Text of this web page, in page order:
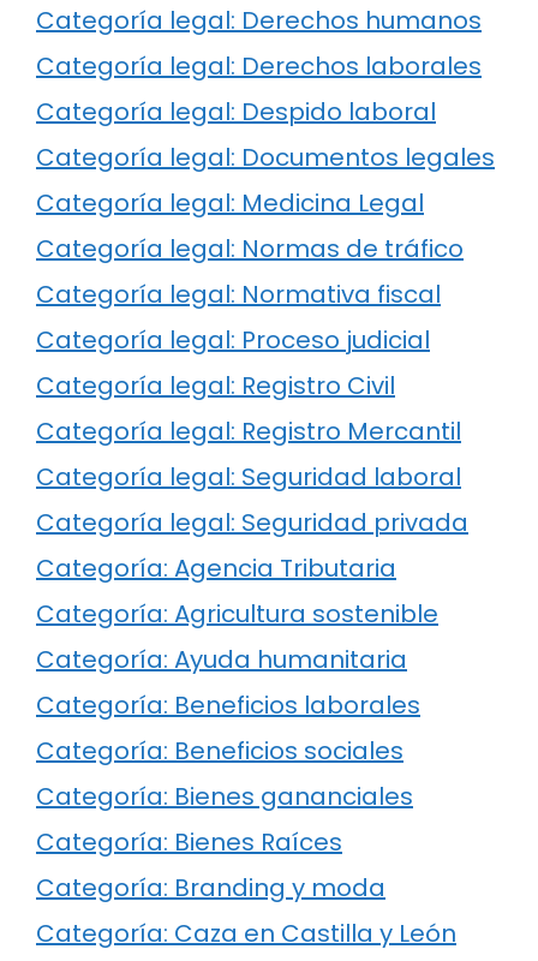
Categoría legal: Derechos humanos
Categoría legal: Derechos laborales
Categoría legal: Despido laboral
Categoría legal: Documentos legales
Categoría legal: Medicina Legal
Categoría legal: Normas de tráfico
Categoría legal: Normativa fiscal
Categoría legal: Proceso judicial
Categoría legal: Registro Civil
Categoría legal: Registro Mercantil
Categoría legal: Seguridad laboral
Categoría legal: Seguridad privada
Categoría: Agencia Tributaria
Categoría: Agricultura sostenible
Categoría: Ayuda humanitaria
Categoría: Beneficios laborales
Categoría: Beneficios sociales
Categoría: Bienes gananciales
Categoría: Bienes Raíces
Categoría: Branding y moda
Categoría: Caza en Castilla y León